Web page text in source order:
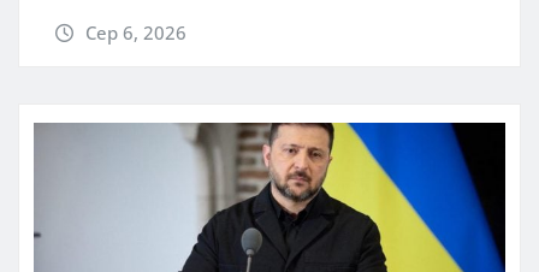
Сер 6, 2026